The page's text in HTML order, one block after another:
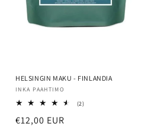
HELSINGIN MAKU - FINLANDIA
Myyjä:
INKA PAAHTIMO
(2)2
Normaalihinta
€12,00 EUR